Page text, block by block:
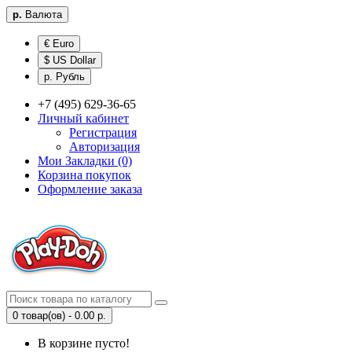
р. Валюта
€ Euro
$ US Dollar
р. Рубль
+7 (495) 629-36-65
Личный кабинет
Регистрация
Авторизация
Мои Закладки (0)
Корзина покупок
Оформление заказа
0 товар(ов) - 0.00 р.
В корзине пусто!